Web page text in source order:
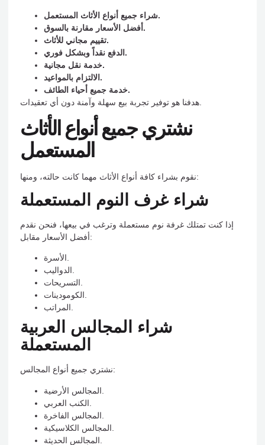
شراء جميع أنواع الأثاث المستعمل.
أفضل الأسعار مقارنة بالسوق.
تقييم مجاني للأثاث.
الدفع نقداً وبشكل فوري.
خدمة نقل مجانية.
الالتزام بالمواعيد.
خدمة جميع أحياء الطائف.
نشتري جميع أنواع الأثاث
المستعمل
نقوم بشراء كافة أنواع الأثاث مهما كانت حالته، ومنها:
شراء غرف النوم المستعملة
إذا كنت تمتلك غرفة نوم مستعملة وترغب في بيعها، فنحن نقدم
أفضل الأسعار مقابل:
الأسرة.
الدواليب.
التسريحات.
الكومودينات.
المراتب.
شراء المجالس العربية
المستعملة
نشتري جميع أنواع المجالس: